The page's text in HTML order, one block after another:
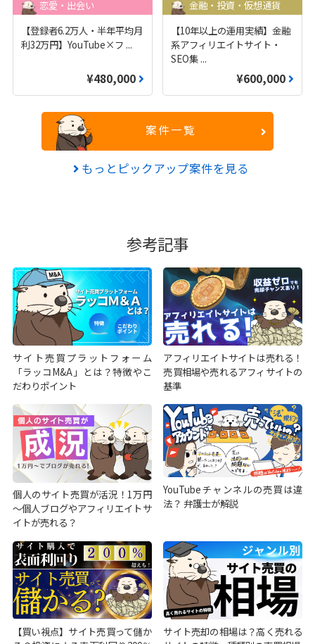
恋愛・出会い
【登録者6.2万人・半年平均月
利32万円】YouTube×フ ...
¥480,000
金融・投資・仮想通貨
【10年以上の運用実績】金融
系アフィリエイトサイト・
SEO集 ...
¥600,000
案件一覧
もっとピックアップ案件を見る
参考記事
サイト売買プラットフォーム
「ラッコM&A」とは？特徴やこ
だわりポイント
アフィリエイトサイトは売れる！
売買相場や売れるアフィサイトの
基準
個人のサイト売買が活況！1万円
～個人ブログやアフィリエイトサ
イトが売れる？
YouTubeチャンネルの売買は違
法？ 弁護士が解説
【買い視点】サイト売買って儲か
サイト売却の相場は？高く売れる